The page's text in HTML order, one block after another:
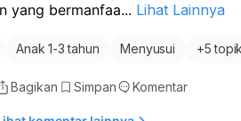
yang bermanfaa... Lihat Lainnya
Anak 1-3 tahun Menyusui +5
Bagikan Simpan Komentar